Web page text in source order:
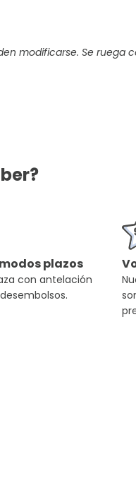
modificarse. Se ruega
plazos
con antelación